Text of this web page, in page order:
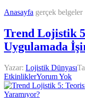
Anasayfa gerçek belgeler
Trend Lojistik
Uygulamada
Yazar: Lojistik Dünyası
EtkinliklerYorum Yok